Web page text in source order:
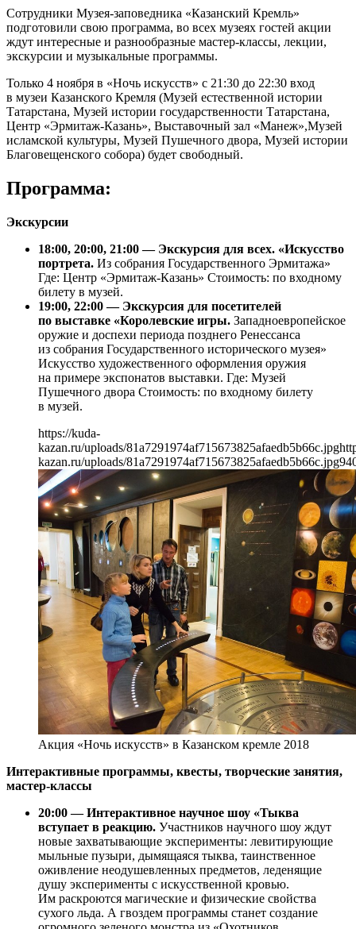
Сотрудники Музея-заповедника «Казанский Кремль»
подготовили свою программа, во всех музеях гостей акции
ждут интересные и разнообразные мастер-классы, лекции,
экскурсии и музыкальные программы.
Только 4 ноября в «Ночь искусств» с 21:30 до 22:30 вход
в музеи Казанского Кремля (Музей естественной истории
Татарстана, Музей истории государственности Татарстана,
Центр «Эрмитаж-Казань», Выставочный зал «Манеж»,Музей
исламской культуры, Музей Пушечного двора, Музей истории
Благовещенского собора) будет свободный.
Программа:
Экскурсии
18:00, 20:00, 21:00 — Экскурсия для всех. «Искусство
портрета. Из собрания Государственного Эрмитажа»
Где: Центр «Эрмитаж-Казань» Стоимость: по входному
билету в музей.
19:00, 22:00 — Экскурсия для посетителей
по выставке «Королевские игры. Западноевропейское
оружие и доспехи периода позднего Ренессанса
из собрания Государственного исторического музея»
Искусство художественного оформления оружия
на примере экспонатов выставки. Где: Музей
Пушечного двора Стоимость: по входному билету
в музей.
https://kuda-
kazan.ru/uploads/81a7291974af715673825afaedb5b66c.jpg
kazan.ru/uploads/81a7291974af715673825afaedb5b66c.jpg
Акция «Ночь искусств» в Казанском кремле 2018
Интерактивные программы, квесты, творческие занятия,
мастер-классы
20:00 — Интерактивное научное шоу «Тыква
вступает в реакцию. Участников научного шоу ждут
новые захватывающие эксперименты: левитирующие
мыльные пузыри, дымящаяся тыква, таинственное
оживление неодушевленных предметов, леденящие
душу эксперименты с искусственной кровью.
Им раскроются магические и физические свойства
сухого льда. А гвоздем программы станет создание